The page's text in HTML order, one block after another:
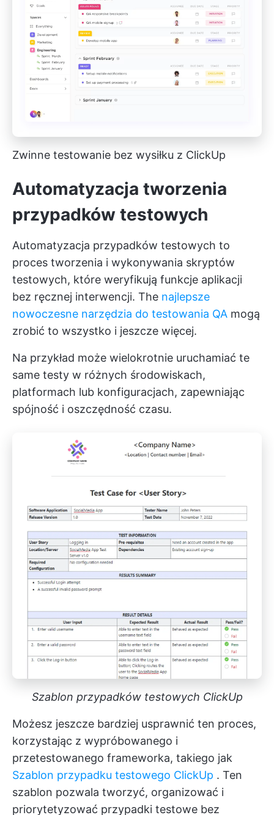
Zwinne testowanie bez wysiłku z ClickUp
Automatyzacja tworzenia
przypadków testowych
Automatyzacja przypadków testowych to
proces tworzenia i wykonywania skryptów
testowych, które weryfikują funkcje aplikacji
bez ręcznej interwencji. The najlepsze
nowoczesne narzędzia do testowania QA mogą
zrobić to wszystko i jeszcze więcej.
Na przykład może wielokrotnie uruchamiać te
same testy w różnych środowiskach,
platformach lub konfiguracjach, zapewniając
spójność i oszczędność czasu.
Szablon przypadków testowych ClickUp
Możesz jeszcze bardziej usprawnić ten proces,
korzystając z wypróbowanego i
przetestowanego frameworka, takiego jak
Szablon przypadku testowego ClickUp . Ten
szablon pozwala tworzyć, organizować i
priorytetyzować przypadki testowe bez